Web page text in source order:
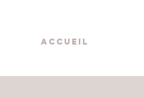
accueil